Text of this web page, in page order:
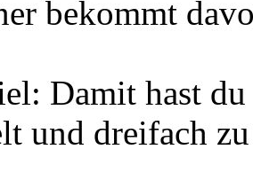
bekommt
Damit hast
und dreifach zu